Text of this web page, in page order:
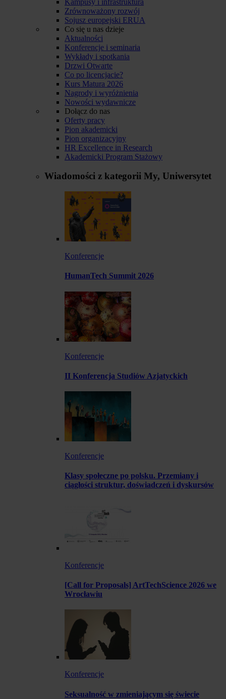
Zrównoważony rozwój
Sojusz europejski ERUA
Co się u nas dzieje
Aktualności
Konferencje i seminaria
Wykłady i spotkania
Drzwi Otwarte
Co po licencjacie?
Kurs Matura 2026
Nagrody i wyróżnienia
Nowości wydawnicze
Dołącz do nas
Oferty pracy
Pion akademicki
Pion organizacyjny
HR Excellence in Research
Akademicki Program Stażowy
Wiadomości z kategorii My, Uniwersytet
Konferencje
HumanTech Summit 2026
Konferencje
II Konferencja Studiów Azjatyckich
Konferencje
Klasy społeczne po polsku. Przemiany i
ciągłości struktur, doświadczeń i dyskursów
Konferencje
[Call for Proposals] ArtTechScience 2026 we
Wrocławiu
Konferencje
Seksualność w zmieniającym się świecie